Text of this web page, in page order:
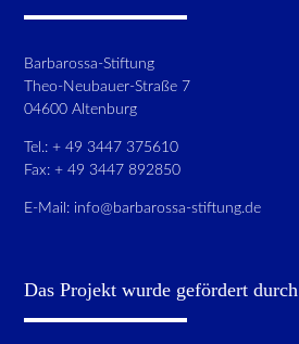
Barbarossa-Stiftung
Theo-Neubauer-Straße 7
04600 Altenburg
Tel.: + 49 3447 375610
Fax: + 49 3447 892850
E-Mail: info@barbarossa-stiftung.de
Das Projekt wurde gefördert durch